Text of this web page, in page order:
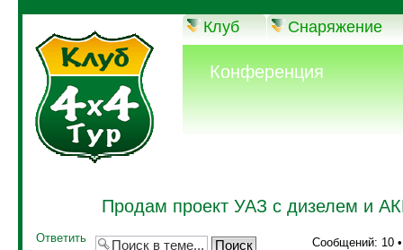
Клуб Снаряжение
Конференция
Продам проект УАЗ с дизелем и
Ответить Сообщений: 10